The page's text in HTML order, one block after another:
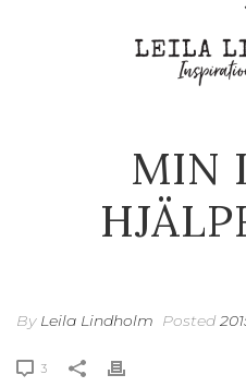
MIN
By Leila Lindholm Posted
3